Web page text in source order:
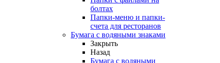
болтах
Папки-меню и папки-
счета для ресторанов
Бумага с водяными знаками
Закрыть
Назад
Бумага с водяными